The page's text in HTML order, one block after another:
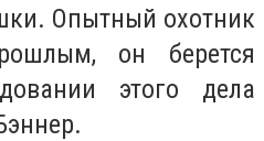
Опытный охотник
он берется
этого дела